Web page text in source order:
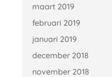
maart 2019
februari 2019
januari 2019
december 2018
november 2018